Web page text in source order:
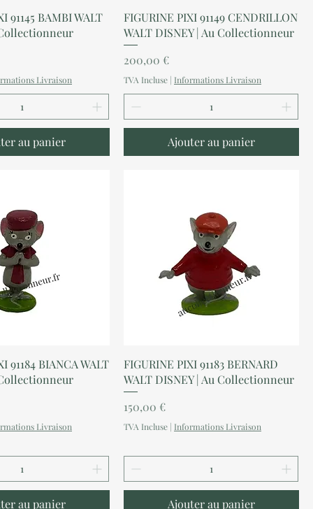
rapide
91145 BAMBI WALT
Livraison
au panier
Aperçu rapide
FIGURINE PIXI 91149 CENDRILLON
WALT DISNEY | Au Collectionneur
Prix
200,00 €
TVA Incluse | Informations Livraison
Ajouter au panier
rapide
91184 BIANCA WALT
Livraison
au panier
Aperçu rapide
FIGURINE PIXI 91183 BERNARD
WALT DISNEY | Au Collectionneur
Prix
150,00 €
TVA Incluse | Informations Livraison
Ajouter au panier